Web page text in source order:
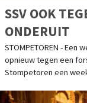
SSV OOK
ONDERUIT
STOMPETOREN -
opnieuw tegen een
Stompetoren een